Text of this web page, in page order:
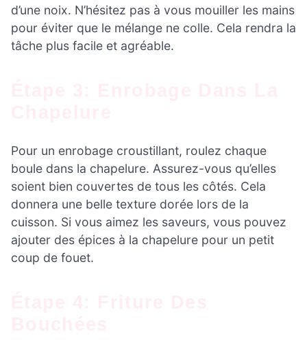
d’une noix. N’hésitez pas à vous mouiller les mains
pour éviter que le mélange ne colle. Cela rendra la
tâche plus facile et agréable.
Pour un enrobage croustillant, roulez chaque
boule dans la chapelure. Assurez-vous qu’elles
soient bien couvertes de tous les côtés. Cela
donnera une belle texture dorée lors de la
cuisson. Si vous aimez les saveurs, vous pouvez
ajouter des épices à la chapelure pour un petit
coup de fouet.